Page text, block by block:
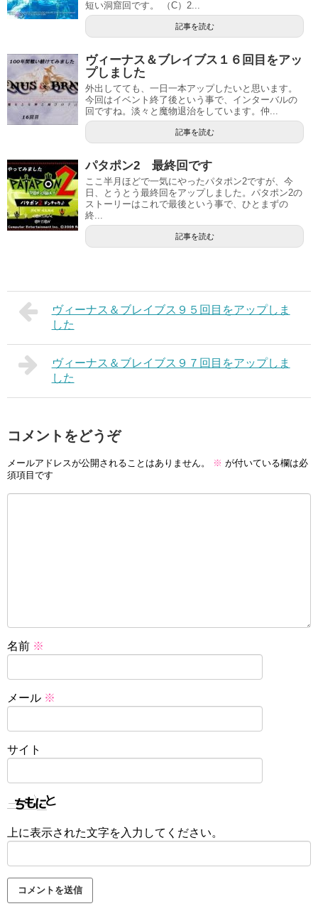
短い洞窟回です。 （C）2...
記事を読む
ヴィーナス＆ブレイブス１６回目をアッ
プしました
外出してても、一日一本アップしたいと思います。
今回はイベント終了後という事で、インターバルの
回ですね。淡々と魔物退治をしています。仲...
記事を読む
パタポン2 最終回です
ここ半月ほどで一気にやったパタポン2ですが、今
日、とうとう最終回をアップしました。パタポン2の
ストーリーはこれで最後という事で、ひとまずの
終...
記事を読む
ヴィーナス＆ブレイブス９５回目をアップしま
した
ヴィーナス＆ブレイブス９７回目をアップしま
した
コメントをどうぞ
メールアドレスが公開されることはありません。 ※ が付いている欄は必
須項目です
名前 ※
メール ※
サイト
上に表示された文字を入力してください。